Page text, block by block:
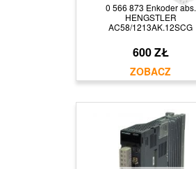
0 566 873 Enkoder abs.
HENGSTLER
AC58/1213AK.12SCG
600 ZŁ